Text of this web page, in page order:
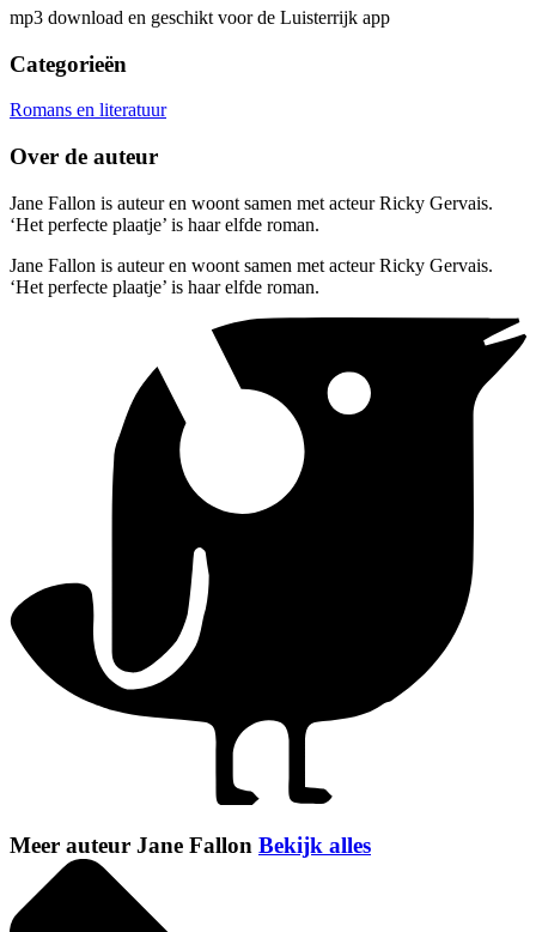
mp3 download en geschikt voor de Luisterrijk app
Categorieën
Romans en literatuur
Over de auteur
Jane Fallon is auteur en woont samen met acteur Ricky Gervais.
‘Het perfecte plaatje’ is haar elfde roman.
Jane Fallon is auteur en woont samen met acteur Ricky Gervais.
‘Het perfecte plaatje’ is haar elfde roman.
Meer auteur Jane Fallon Bekijk alles